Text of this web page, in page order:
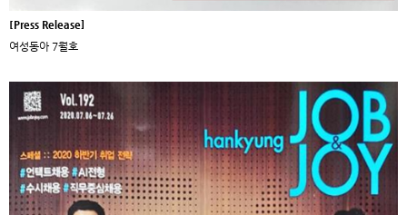
[Press Release]
여성동아 7월호